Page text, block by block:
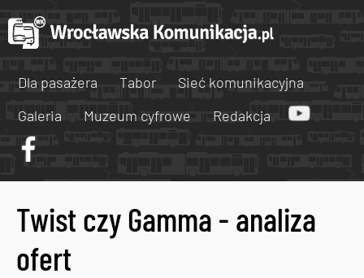
Dla pasażera Tabor
Sieć komunikacyjna
Galeria
Muzeum cyfrowe Redakcja
Twist czy Gamma - analiza
ofert